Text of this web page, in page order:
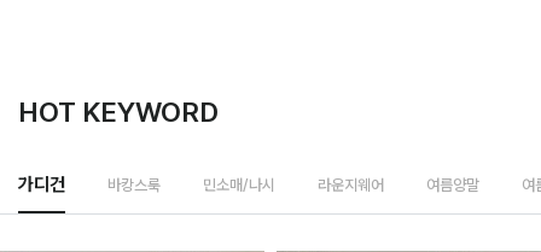
HOT KEYWORD
가디건 바캉스룩 민소매/나시 라운지웨어 여름양말 여